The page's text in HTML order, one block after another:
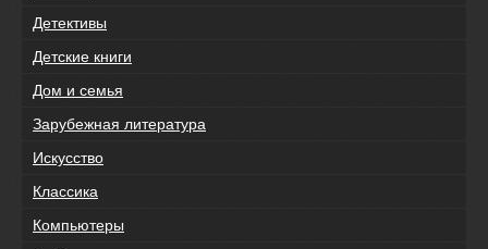
Детективы
Детские книги
Дом и семья
Зарубежная литература
Искусство
Классика
Компьютеры